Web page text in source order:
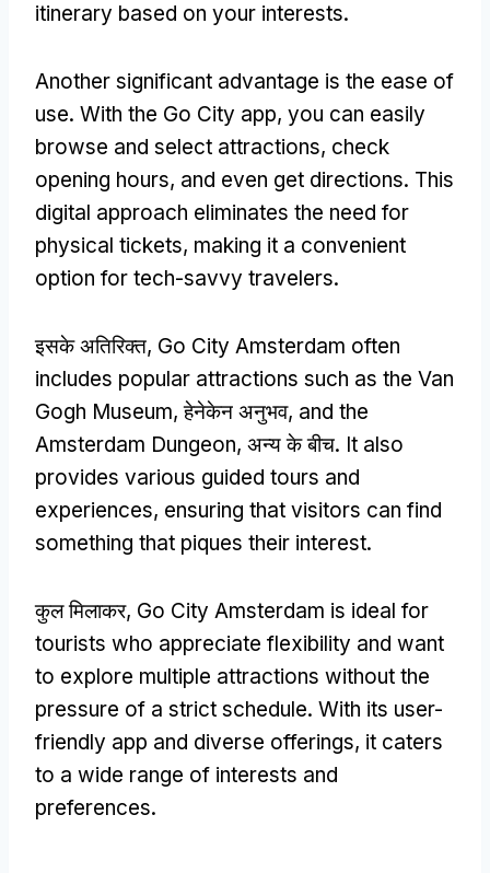
itinerary based on your interests.
Another significant advantage is the ease of
use. With the Go City app, you can easily
browse and select attractions, check
opening hours, and even get directions. This
digital approach eliminates the need for
physical tickets, making it a convenient
option for tech-savvy travelers.
इसके अतिरिक्त, Go City Amsterdam often
includes popular attractions such as the Van
Gogh Museum, हेनेकेन अनुभव, and the
Amsterdam Dungeon, अन्य के बीच. It also
provides various guided tours and
experiences, ensuring that visitors can find
something that piques their interest.
कुल मिलाकर, Go City Amsterdam is ideal for
tourists who appreciate flexibility and want
to explore multiple attractions without the
pressure of a strict schedule. With its user-
friendly app and diverse offerings, it caters
to a wide range of interests and
preferences.